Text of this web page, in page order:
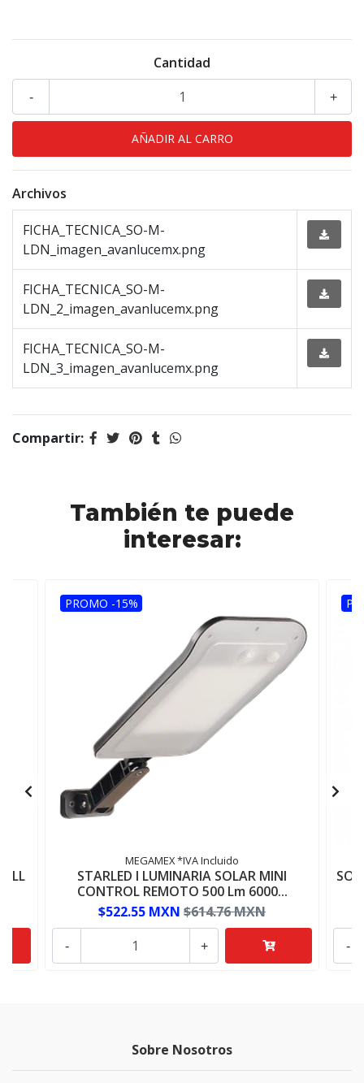
Cantidad
+
-
Archivos
FICHA_TECNICA_SO-M-
LDN_imagen_avanlucemx.png
FICHA_TECNICA_SO-M-
LDN_2_imagen_avanlucemx.png
FICHA_TECNICA_SO-M-
LDN_3_imagen_avanlucemx.png
Compartir:
También te puede
interesar:
PROMO -15%
MEGAMEX *IVA Incluido
STARLED I LUMINARIA SOLAR MINI
CONTROL REMOTO 500 Lm 6000...
$522.55 MXN $614.76 MXN
+
-
SO-
-
Sobre Nosotros